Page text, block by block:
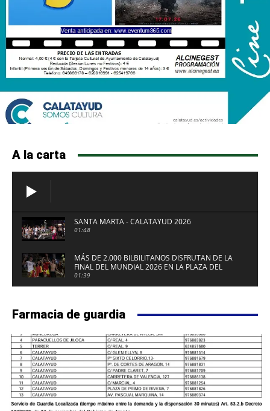
A la carta
SANTA MARTA - CALATAYUD 2026
01:48
MÁS DE 2.000 BILBILITANOS DISFRUTAN DE LA
FINAL DEL MUNDIAL 2026 EN LA PLAZA DEL
FUERTE DE CALATAYUD
01:39
Farmacia de guardia